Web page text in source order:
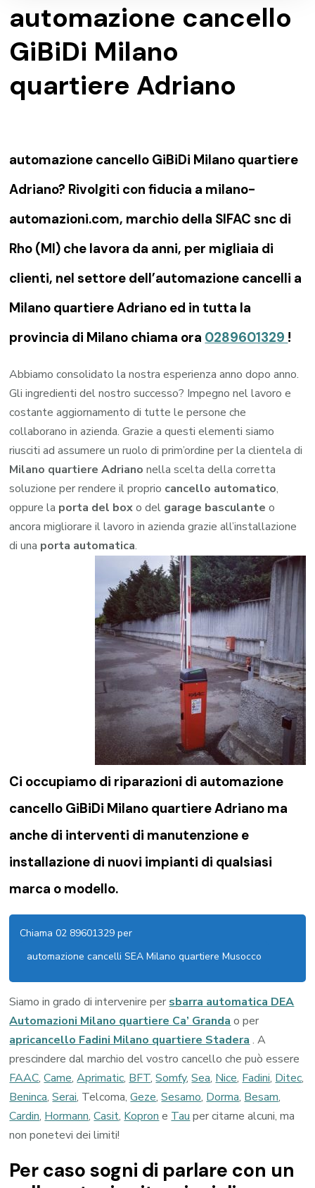
automazione cancello
GiBiDi Milano
quartiere Adriano
automazione cancello GiBiDi Milano quartiere
Adriano? Rivolgiti con fiducia a milano-
automazioni.com, marchio della SIFAC snc di
Rho (MI) che lavora da anni, per migliaia di
clienti, nel settore dell’automazione cancelli a
Milano quartiere Adriano ed in tutta la
provincia di Milano chiama ora 0289601329 !
Abbiamo consolidato la nostra esperienza anno dopo anno.
Gli ingredienti del nostro successo? Impegno nel lavoro e
costante aggiornamento di tutte le persone che
collaborano in azienda. Grazie a questi elementi siamo
riusciti ad assumere un ruolo di prim’ordine per la clientela di
Milano quartiere Adriano nella scelta della corretta
soluzione per rendere il proprio cancello automatico,
oppure la porta del boxo del garage basculante o
ancora migliorare il lavoro in azienda grazie all’installazione
di una porta automatica.
Ci occupiamo di riparazioni di automazione
cancello GiBiDi Milano quartiere Adriano ma
anche di interventi di manutenzione e
installazione di nuovi impianti di qualsiasi
marca o modello.
Chiama 02 89601329 per
automazione cancelli SEA Milano quartiere Musocco
Siamo in grado di intervenire per sbarra automatica DEA
Automazioni Milano quartiere Ca’ Granda o per
apricancello Fadini Milano quartiere Stadera . A
prescindere dal marchio del vostro cancello che può essere
FAAC,Came,Aprimatic, BFT,Somfy,Sea, Nice, Fadini, Ditec,
Beninca,Serai, Telcoma,Geze,Sesamo, Dorma, Besam,
Cardin, Hormann,Casit, Kopron e Tau per citarne alcuni, ma
non ponetevi dei limiti!
Per caso sogni di parlare con un